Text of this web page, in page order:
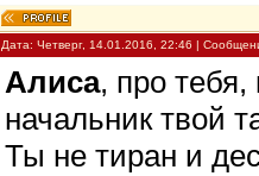
Дата: Четверг, 14.01.2016, 22:46 |
Алиса, про
начальник твой
Ты не тиран и